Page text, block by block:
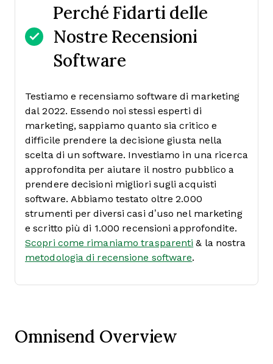
Perché Fidarti delle
Nostre Recensioni
Software
Testiamo e recensiamo software di marketing
dal 2022. Essendo noi stessi esperti di
marketing, sappiamo quanto sia critico e
difficile prendere la decisione giusta nella
scelta di un software. Investiamo in una ricerca
approfondita per aiutare il nostro pubblico a
prendere decisioni migliori sugli acquisti
software. Abbiamo testato oltre 2.000
strumenti per diversi casi d’uso nel marketing
e scritto più di 1.000 recensioni approfondite.
Scopri come rimaniamo trasparenti & la nostra
metodologia di recensione software.
Omnisend Overview